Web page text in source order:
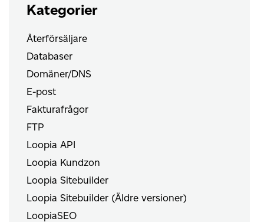
Kategorier
Återförsäljare
Databaser
Domäner/DNS
E-post
Fakturafrågor
FTP
Loopia API
Loopia Kundzon
Loopia Sitebuilder
Loopia Sitebuilder (Äldre versioner)
LoopiaSEO